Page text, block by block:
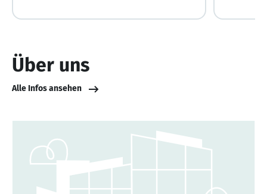
Über uns
Alle Infos ansehen